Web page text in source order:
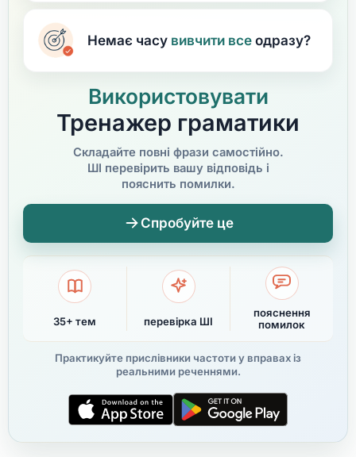
Немає часу вивчити всеодразу?
Використовувати
Тренажер граматики
Складайте повні фрази самостійно.
ШІ перевірить вашу відповідь і
пояснить помилки.
Спробуйте це
35+ тем перевірка ШІ
пояснення
помилок
Практикуйте прислівники частоти у вправах із
реальними реченнями.